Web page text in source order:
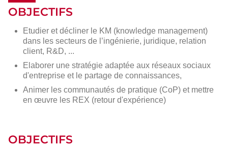
OBJECTIFS
Etudier et décliner le KM (knowledge management)
dans les secteurs de l’ingénierie, juridique, relation
client, R&D, ...
Elaborer une stratégie adaptée aux réseaux sociaux
d'entreprise et le partage de connaissances,
Animer les communautés de pratique (CoP) et mettre
en œuvre les REX (retour d'expérience)
OBJECTIFS